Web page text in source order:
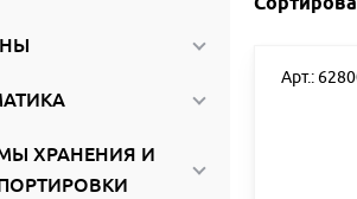
ХРАНЕНИЯ И
Арт.: